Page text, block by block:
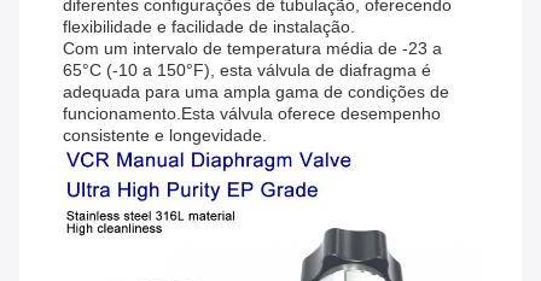
diferentes configurações de tubulação, oferecendo
flexibilidade e facilidade de instalação.
Com um intervalo de temperatura média de -23 a
65°C (-10 a 150°F), esta válvula de diafragma é
adequada para uma ampla gama de condições de
funcionamento.Esta válvula oferece desempenho
consistente e longevidade.